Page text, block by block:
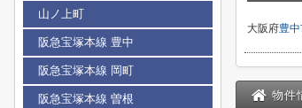
大阪府豊
物件
山ノ上町
阪急宝塚本線 豊中
阪急宝塚本線 岡町
阪急宝塚本線 曽根